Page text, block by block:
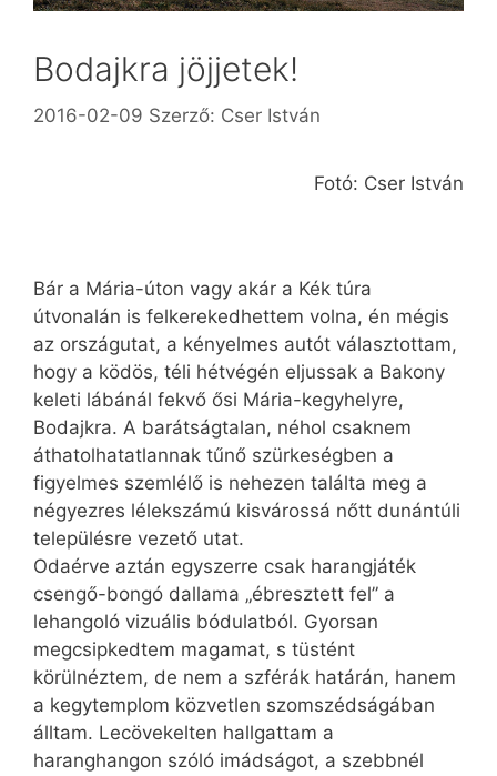
Bodajkra jöjjetek!
2016-02-09 Szerző: Cser István
Fotó: Cser István
Bár a Mária-úton vagy akár a Kék túra
útvonalán is felkerekedhettem volna, én mégis
az országutat, a kényelmes autót választottam,
hogy a ködös, téli hétvégén eljussak a Bakony
keleti lábánál fekvő ősi Mária-kegyhelyre,
Bodajkra. A barátságtalan, néhol csaknem
áthatolhatatlannak tűnő szürkeségben a
figyelmes szemlélő is nehezen találta meg a
négyezres lélekszámú kisvárossá nőtt dunántúli
településre vezető utat.
Odaérve aztán egyszerre csak harangjáték
csengő-bongó dallama „ébresztett fel” a
lehangoló vizuális bódulatból. Gyorsan
megcsipkedtem magamat, s tüstént
körülnéztem, de nem a szférák határán, hanem
a kegytemplom közvetlen szomszédságában
álltam. Lecövekelten hallgattam a
haranghangon szóló imádságot, a szebbnél